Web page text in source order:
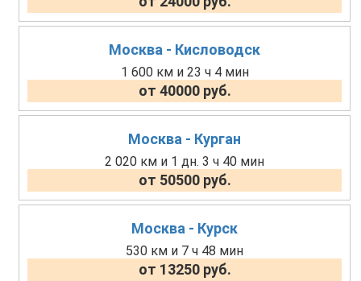
Москва - Кисловодск
1 600 км и 23 ч 4 мин
от 40000 руб.
Москва - Курган
2 020 км и 1 дн. 3 ч 40 мин
от 50500 руб.
Москва - Курск
530 км и 7 ч 48 мин
от 13250 руб.